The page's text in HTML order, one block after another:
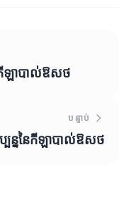
កីឡាបាល់ឱសថ
បន្ទាប់
ប្បន្ននៃកីឡាបាល់ឱសថ